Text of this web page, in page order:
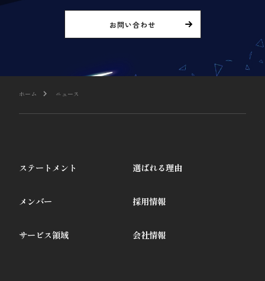
お問い合わせ
ホーム ニュース
ステートメント 選ばれる理由
メンバー 採用情報
サービス領域 会社情報